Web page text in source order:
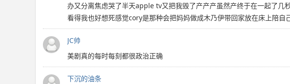
办又分离焦虑哭了半天apple tv又把我毁了产产产虽然产终于在一起了
看得我也好想死感觉cory是那种会把妈妈做成木乃伊带回家放在床上陪
JC帅
美剧真的每时每刻都很政治正确
下沉的油条